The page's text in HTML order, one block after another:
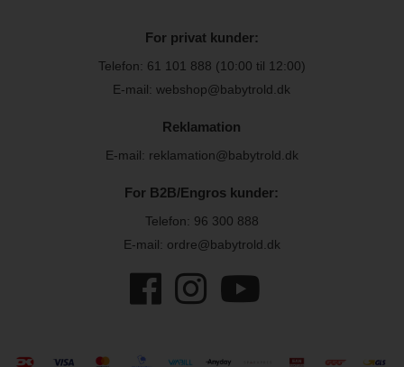
For privat kunder:
Telefon: 61 101 888 (10:00 til 12:00)
E-mail: webshop@babytrold.dk
Reklamation
E-mail: reklamation@babytrold.dk
For B2B/Engros kunder:
Telefon: 96 300 888
E-mail: ordre@babytrold.dk